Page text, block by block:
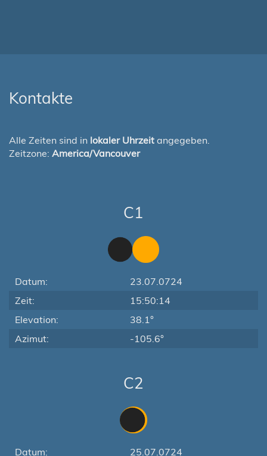
Kontakte
Alle Zeiten sind in lokaler Uhrzeit angegeben.
Zeitzone: America/Vancouver
C1
Datum:
23.07.0724
Zeit:
15:50:14
Elevation:
38.1°
Azimut:
-105.6°
C2
Datum: 25.07.0724